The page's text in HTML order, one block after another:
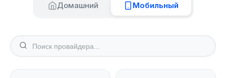
Домашний Мобильный